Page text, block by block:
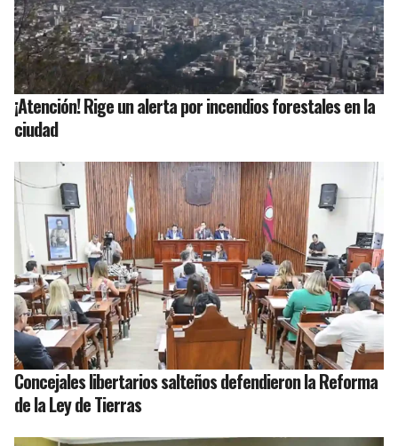
¡Atención! Rige un alerta por incendios forestales en la
ciudad
Concejales libertarios salteños defendieron la Reforma
de la Ley de Tierras